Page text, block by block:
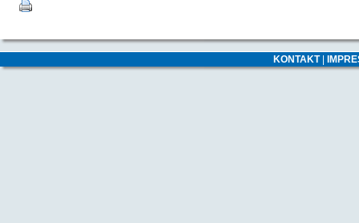
KONTAKT|